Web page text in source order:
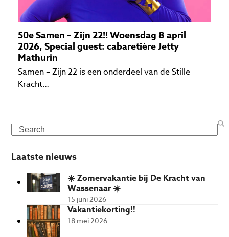
50e Samen – Zijn 22!! Woensdag 8 april
2026, Special guest: cabaretière Jetty
Mathurin
Samen – Zijn 22 is een onderdeel van de Stille
Kracht…
Search
Laatste nieuws
☀️ Zomervakantie bij De Kracht van
Wassenaar ☀️
15 juni 2026
Vakantiekorting!!
18 mei 2026